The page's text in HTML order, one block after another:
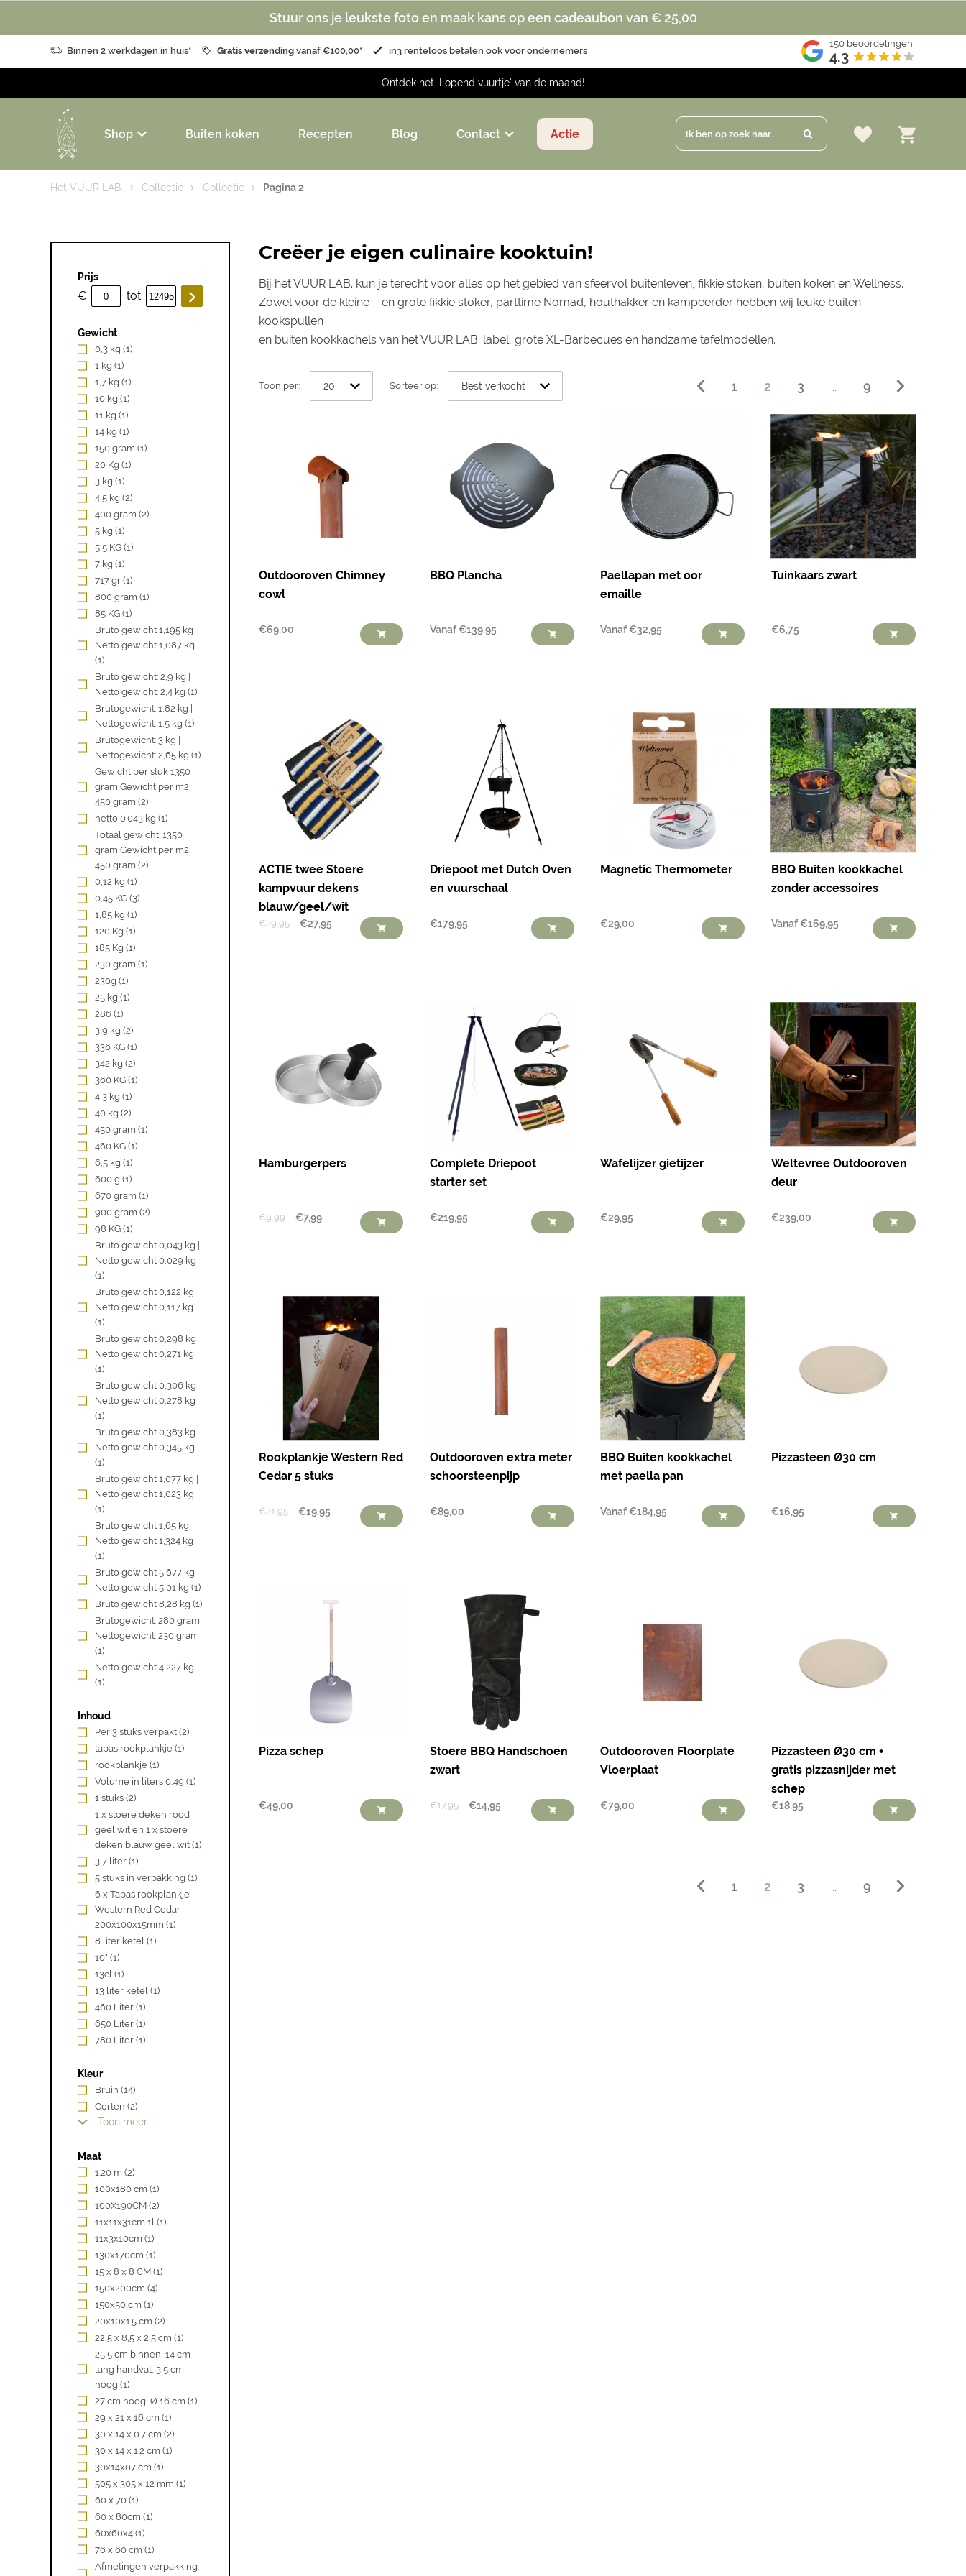
Stuur ons je leukste foto en maak kans op een cadeaubon van € 25,00
Binnen 2 werkdagen in huis* Gratis verzending vanaf €100,00* in3 renteloos betalen ook voor ondernemers
150beoordelingen
4.3
Ontdek het 'Lopend vuurtje' van de maand!
Shop Buiten koken Recepten Blog Contact Actie Ik ben op zoek naar...
Het VUUR LAB. Collectie Collectie Pagina 2
Prijs
€ tot
Gewicht
0,3 kg (1)
1 kg (1)
1,7 kg (1)
10 kg (1)
11 kg (1)
14 kg (1)
150 gram (1)
20 Kg (1)
3 kg (1)
4,5 kg (2)
400 gram (2)
5 kg (1)
5,5 KG (1)
7 kg (1)
717 gr (1)
800 gram (1)
85 KG (1)
Bruto gewicht 1,195 kg
Netto gewicht 1,087 kg
(1)
Bruto gewicht: 2,9 kg |
Netto gewicht: 2,4 kg (1)
Brutogewicht: 1,82 kg |
Nettogewicht: 1,5 kg (1)
Brutogewicht: 3 kg |
Nettogewicht: 2,65 kg (1)
Gewicht per stuk 1350
gram Gewicht per m2:
450 gram (2)
netto 0.043 kg (1)
Totaal gewicht: 1350
gram Gewicht per m2:
450 gram (2)
0,12 kg (1)
0,45 KG (3)
1,85 kg (1)
120 Kg (1)
185 Kg (1)
230 gram (1)
230g (1)
25 kg (1)
286 (1)
3,9 kg (2)
336 KG (1)
342 kg (2)
360 KG (1)
4,3 kg (1)
40 kg (2)
450 gram (1)
460 KG (1)
6,5 kg (1)
600 g (1)
670 gram (1)
900 gram (2)
98 KG (1)
Bruto gewicht 0,043 kg |
Netto gewicht 0,029 kg
(1)
Bruto gewicht 0,122 kg
Netto gewicht 0,117 kg
(1)
Bruto gewicht 0,298 kg
Netto gewicht 0,271 kg
(1)
Bruto gewicht 0,306 kg
Netto gewicht 0,278 kg
(1)
Bruto gewicht 0,383 kg
Netto gewicht 0,345 kg
(1)
Bruto gewicht 1,077 kg |
Netto gewicht 1,023 kg
(1)
Bruto gewicht 1,65 kg
Netto gewicht 1,324 kg
(1)
Bruto gewicht 5,677 kg
Netto gewicht 5,01 kg (1)
Bruto gewicht 8,28 kg (1)
Brutogewicht: 280 gram
Nettogewicht: 230 gram
(1)
Netto gewicht 4,227 kg
(1)
Inhoud
Per 3 stuks verpakt (2)
tapas rookplankje (1)
rookplankje (1)
Volume in liters 0,49 (1)
1 stuks (2)
1 x stoere deken rood
geel wit en 1 x stoere
deken blauw geel wit (1)
3,7 liter (1)
5 stuks in verpakking (1)
6 x Tapas rookplankje
Western Red Cedar
200x100x15mm (1)
8 liter ketel (1)
10" (1)
13cl (1)
13 liter ketel (1)
460 Liter (1)
650 Liter (1)
780 Liter (1)
Kleur
Bruin (14)
Corten (2)
Toon meer
Maat
1.20 m (2)
100x180 cm (1)
100X190CM (2)
11x11x31cm 1l (1)
11x3x10cm (1)
130x170cm (1)
15 x 8 x 8 CM (1)
150x200cm (4)
150x50 cm (1)
20x10x1.5 cm (2)
22,5 x 8,5 x 2,5 cm (1)
25,5 cm binnen, 14 cm
lang handvat, 3,5 cm
hoog (1)
27 cm hoog, Ø 16 cm (1)
29 x 21 x 16 cm (1)
30 x 14 x 0.7 cm (2)
30 x 14 x 1.2 cm (1)
30x14x07 cm (1)
505 x 305 x 12 mm (1)
60 x 70 (1)
60 x 80cm (1)
60x60x4 (1)
76 x 60 cm (1)
Afmetingen verpakking:
Creëer je eigen culinaire kooktuin!
Bij het VUUR LAB. kun je terecht voor alles op het gebied van sfeervol buitenleven, fikkie stoken, buiten koken en Wellness.
Zowel voor de kleine – en grote fikkie stoker, parttime Nomad, houthakker en kampeerder hebben wij leuke buiten
kookspullen
en buiten kookkachels van het VUUR LAB. label, grote XL-Barbecues en handzame tafelmodellen.
Toon per: Sorteer op: 1 2 3 .. 9
Outdooroven Chimney
cowl
€69,00
BBQ Plancha
Vanaf€139,95
Paellapan met oor
emaille
Vanaf€32,95
Tuinkaars zwart
€6,75
ACTIE twee Stoere
kampvuur dekens
blauw/geel/wit
€29,95 €27,95
Driepoot met Dutch Oven
en vuurschaal
€179,95
Magnetic Thermometer
€29,00
BBQ Buiten kookkachel
zonder accessoires
Vanaf€169,95
Hamburgerpers
€9,99 €7,99
Complete Driepoot
starter set
€219,95
Wafelijzer gietijzer
€29,95
Weltevree Outdooroven
deur
€239,00
Rookplankje Western Red
Cedar 5 stuks
€21,95 €19,95
Outdooroven extra meter
schoorsteenpijp
€89,00
BBQ Buiten kookkachel
met paella pan
Vanaf€184,95
Pizzasteen Ø30 cm
€16,95
Pizza schep
€49,00
Stoere BBQ Handschoen
zwart
€17,95 €14,95
Outdooroven Floorplate
Vloerplaat
€79,00
Pizzasteen Ø30 cm +
gratis pizzasnijder met
schep
€18,95
1 2 3 .. 9